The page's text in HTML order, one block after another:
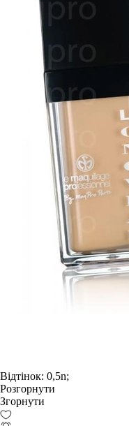
Відтінок: 0,5n;
Розгорнути
Згорнути